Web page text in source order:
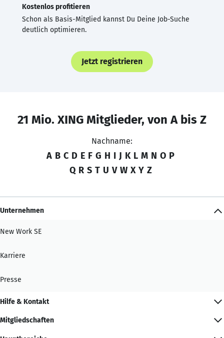
Kostenlos profitieren
Schon als Basis-Mitglied kannst Du Deine Job-Suche
deutlich optimieren.
Jetzt registrieren
21 Mio. XING Mitglieder, von A bis Z
Nachname:
A B C D E F G H I J K L M N O P
Q R S T U V W X Y Z
Unternehmen
New Work SE
Karriere
Presse
Hilfe & Kontakt
Mitgliedschaften